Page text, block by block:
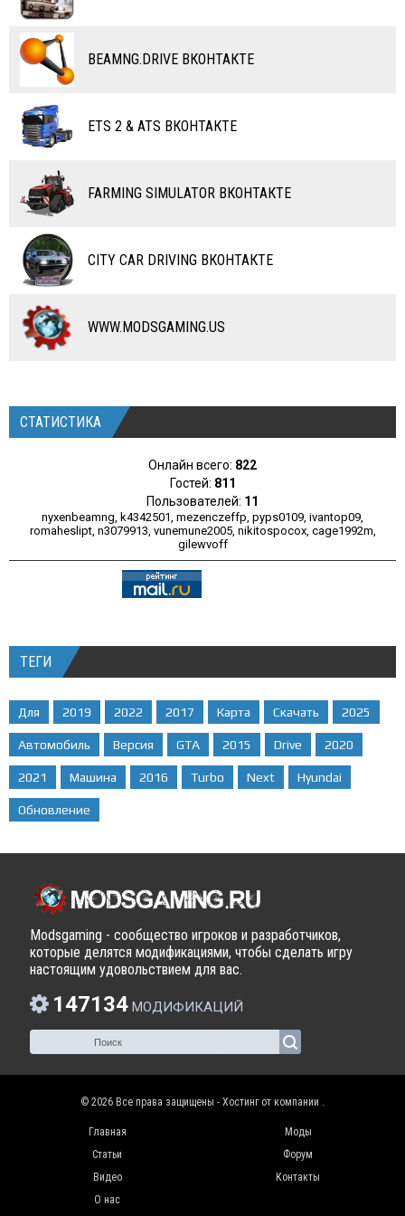
ПОЕЗДА
ВОДНЫЙ ТРАНСПОРТ
САМОЛЕТЫ
RC ТРАНСПОРТ
КАРТЫ
ЧИТЫ
ПРОГРАММЫ
РАЗНОЕ
BEAMNG.DRIVE ВКОНТАКТЕ
ETS 2 & ATS ВКОНТАКТЕ
FARMING SIMULATOR ВКОНТАКТЕ
CITY CAR DRIVING ВКОНТАКТЕ
WWW.MODSGAMING.US
СТАТИСТИКА
Онлайн всего: 822
Гостей: 811
Пользователей: 11
nyxenbeamng, k4342501, mezenczeffp, pyps0109, ivantop09,
romaheslipt, n3079913, vunemune2005, nikitospocox, cage1992m,
gilewvoff
ТЕГИ
Для 2019 2022 2017 Карта Скачать 2025
Автомобиль Версия GTA 2015 Drive 2020
2021 Машина 2016 Turbo Next Hyundai
Обновление
Modsgaming - сообщество игроков и разработчиков,
которые делятся модификациями, чтобы сделать игру
настоящим удовольствием для вас.
147134 МОДИФИКАЦИЙ
© 2026 Все права защищены - Хостинг от компании .
Главная
Моды
Статьи
Форум
Видео
Контакты
О нас